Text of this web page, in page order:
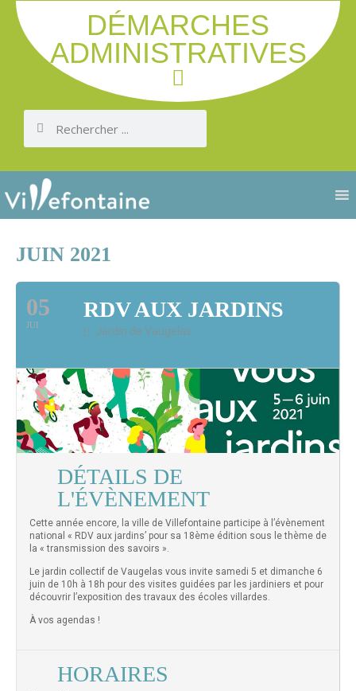
DÉMARCHES
ADMINISTRATIVES
JUIN 2021
05
JUI
RDV AUX JARDINS
Jardin de Vaugelas
DÉTAILS DE
L'ÉVÈNEMENT
Cette année encore, la ville de Villefontaine participe à l’évènement
national « RDV aux jardins’ pour sa 18ème édition sous le thème de
la « transmission des savoirs ».
Le jardin collectif de Vaugelas vous invite samedi 5 et dimanche 6
juin de 10h à 18h pour des visites guidées par les jardiniers et pour
découvrir l’exposition des travaux des écoles villardes.
À vos agendas !
HORAIRES